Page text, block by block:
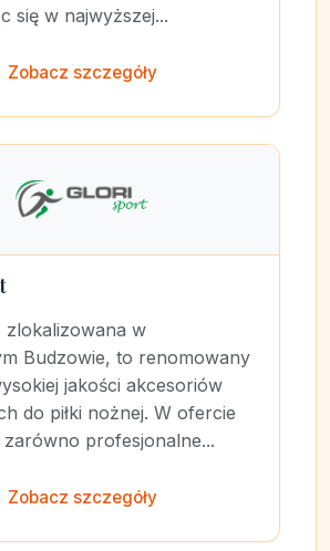
się w najwyższej...
Zobacz szczegóły
zlokalizowana w
Budzowie, to renomowany
jakości akcesoriów
do piłki nożnej. W ofercie
zarówno profesjonalne...
Zobacz szczegóły